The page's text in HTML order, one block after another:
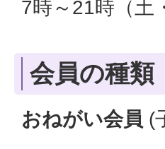
7時～21時（土
会員の種類
おねがい会員 (